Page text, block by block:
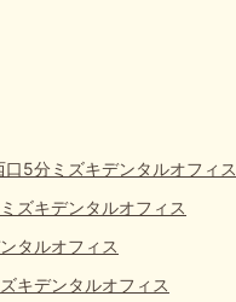
口5分ミズキデンタルオフィス
ズキデンタルオフィス
タルオフィス
キデンタルオフィス